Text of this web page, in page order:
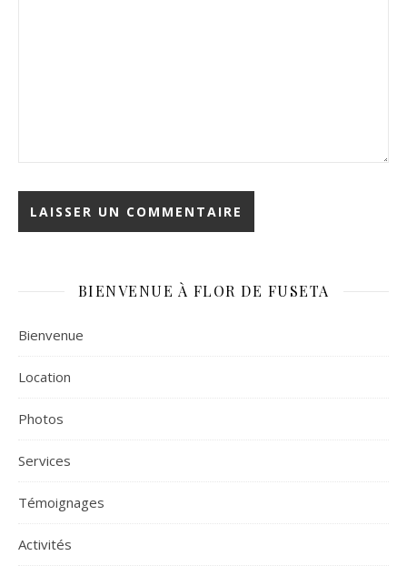
BIENVENUE À FLOR DE FUSETA
Bienvenue
Location
Photos
Services
Témoignages
Activités